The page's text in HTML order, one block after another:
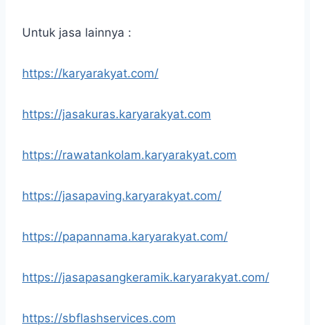
Untuk jasa lainnya :
https://karyarakyat.com/
https://jasakuras.karyarakyat.com
https://rawatankolam.karyarakyat.com
https://jasapaving.karyarakyat.com/
https://papannama.karyarakyat.com/
https://jasapasangkeramik.karyarakyat.com/
https://sbflashservices.com